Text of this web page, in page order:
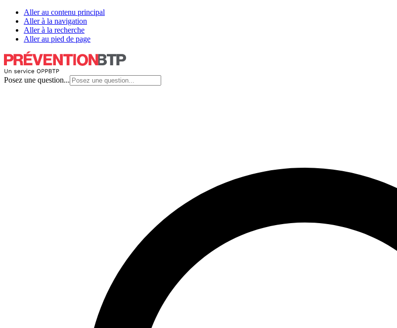
Aller au contenu principal
Aller à la navigation
Aller à la recherche
Aller au pied de page
Posez une question...